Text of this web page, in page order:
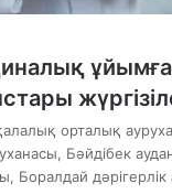
ұйымға
қалалық орталық
Бәйдібек
Боралдай